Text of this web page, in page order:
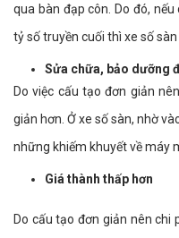
qua bàn đạp côn. Do đó,
tỷ số truyền cuối thì xe số
Sửa chữa, bảo dưỡng
Do việc cấu tạo đơn giản
giản hơn. Ở xe số sàn, nhờ
những khiếm khuyết về máy
Giá thành thấp hơn
Do cấu tạo đơn giản nên chi